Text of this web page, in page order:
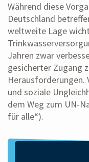
Während diese
Deutschland
weltweite Lage
Jahren zwar
gesicherter Zugang
Herausforderungen.
und soziale
dem Weg zum UN-
für alle“).